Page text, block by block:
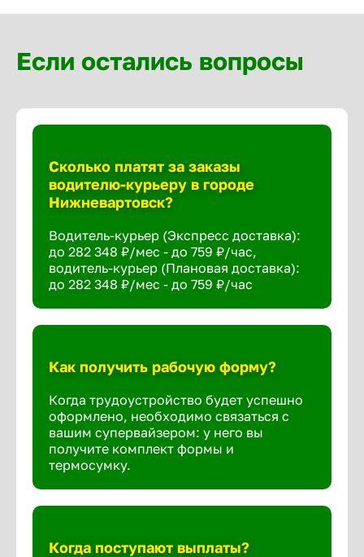
Если остались вопросы
Сколько платят за заказы
водителю-курьеру в городе
Нижневартовск?
Водитель-курьер (Экспресс доставка):
до 282 348 ₽/мес - до 759 ₽/час,
водитель-курьер (Плановая доставка):
до 282 348 ₽/мес - до 759 ₽/час
Как получить рабочую форму?
Когда трудоустройство будет успешно
оформлено, необходимо связаться с
вашим супервайзером: у него вы
получите комплект формы и
термосумку.
Когда поступают выплаты?